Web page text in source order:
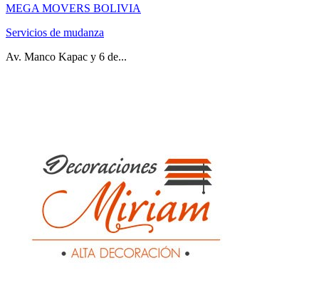
MEGA MOVERS BOLIVIA
Servicios de mudanza
Av. Manco Kapac y 6 de...